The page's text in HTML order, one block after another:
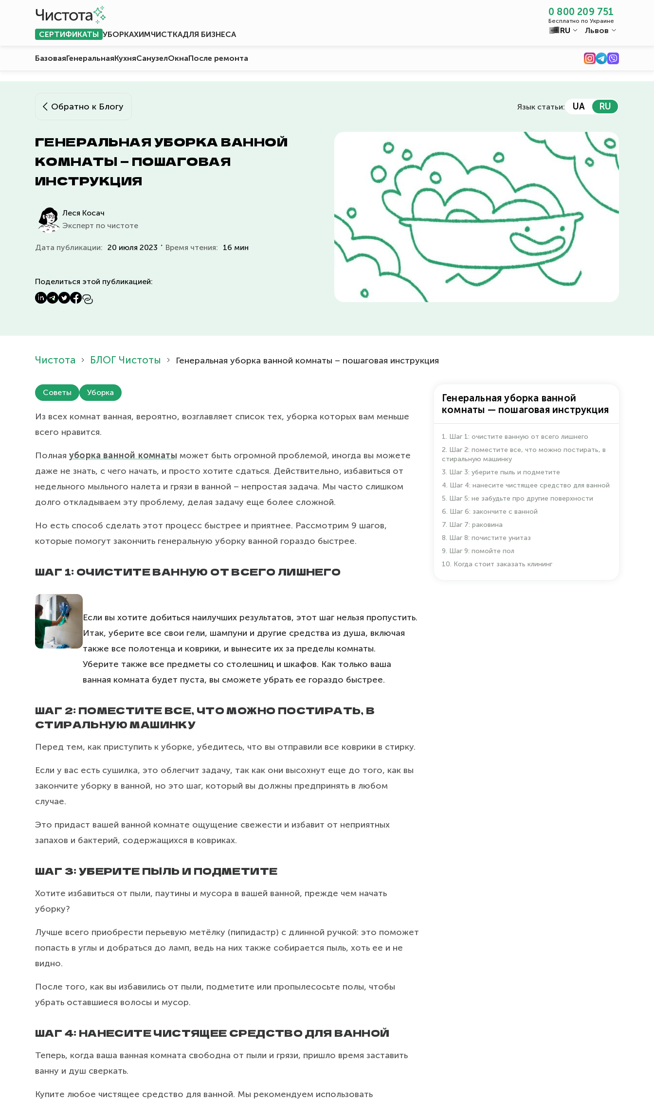
СЕРТИФИКАТЫ УБОРКАХИМЧИСТКАДЛЯ БИЗНЕСА
0 800 209 751
Бесплатно по Украине
RU Львов
БазоваяГенеральнаяКухняСанузелОкнаПосле ремонта
Обратно к Блогу Язык статьи: UA RU
ГЕНЕРАЛЬНАЯ УБОРКА ВАННОЙ
КОМНАТЫ — ПОШАГОВАЯ
ИНСТРУКЦИЯ
Леся Косач
Эксперт по чистоте
Дата публикации: 20 июля 2023 ・ Время чтения: 16 мин
Поделиться этой публикацией:
Чистота БЛОГ Чистоты Генеральная уборка ванной комнаты – пошаговая инструкция
Советы Уборка
Из всех комнат ванная, вероятно, возглавляет список тех, уборка которых вам меньше
всего нравится.
Полная уборка ванной комнаты может быть огромной проблемой, иногда вы можете
даже не знать, с чего начать, и просто хотите сдаться. Действительно, избавиться от
недельного мыльного налета и грязи в ванной – непростая задача. Мы часто слишком
долго откладываем эту проблему, делая задачу еще более сложной.
Но есть способ сделать этот процесс быстрее и приятнее. Рассмотрим 9 шагов,
которые помогут закончить генеральную уборку ванной гораздо быстрее.
ШАГ 1: ОЧИСТИТЕ ВАННУЮ ОТ ВСЕГО ЛИШНЕГО
Если вы хотите добиться наилучших результатов, этот шаг нельзя пропустить.
Итак, уберите все свои гели, шампуни и другие средства из душа, включая
также все полотенца и коврики, и вынесите их за пределы комнаты.
Уберите также все предметы со столешниц и шкафов. Как только ваша
ванная комната будет пуста, вы сможете убрать ее гораздо быстрее.
ШАГ 2: ПОМЕСТИТЕ ВСЕ, ЧТО МОЖНО ПОСТИРАТЬ, В
СТИРАЛЬНУЮ МАШИНКУ
Перед тем, как приступить к уборке, убедитесь, что вы отправили все коврики в стирку.
Если у вас есть сушилка, это облегчит задачу, так как они высохнут еще до того, как вы
закончите уборку в ванной, но это шаг, который вы должны предпринять в любом
случае.
Это придаст вашей ванной комнате ощущение свежести и избавит от неприятных
запахов и бактерий, содержащихся в ковриках.
ШАГ 3: УБЕРИТЕ ПЫЛЬ И ПОДМЕТИТЕ
Хотите избавиться от пыли, паутины и мусора в вашей ванной, прежде чем начать
уборку?
Лучше всего приобрести перьевую метёлку (пипидастр) с длинной ручкой: это поможет
попасть в углы и добраться до ламп, ведь на них также собирается пыль, хоть ее и не
видно.
После того, как вы избавились от пыли, подметите или пропылесосьте полы, чтобы
убрать оставшиеся волосы и мусор.
ШАГ 4: НАНЕСИТЕ ЧИСТЯЩЕЕ СРЕДСТВО ДЛЯ ВАННОЙ
Теперь, когда ваша ванная комната свободна от пыли и грязи, пришло время заставить
ванну и душ сверкать.
Купите любое чистящее средство для ванной. Мы рекомендуем использовать
Генеральная уборка ванной
комнаты — пошаговая инструкция
1. Шаг 1: очистите ванную от всего лишнего
2. Шаг 2: поместите все, что можно постирать, в
стиральную машинку
3. Шаг 3: уберите пыль и подметите
4. Шаг 4: нанесите чистящее средство для ванной
5. Шаг 5: не забудьте про другие поверхности
6. Шаг 6: закончите с ванной
7. Шаг 7: раковина
8. Шаг 8: почистите унитаз
9. Шаг 9: помойте пол
10. Когда стоит заказать клининг